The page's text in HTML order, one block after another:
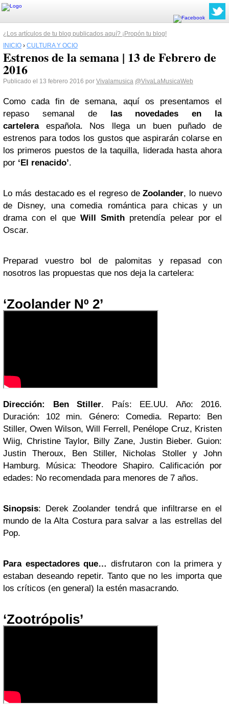
¿Los artículos de tu blog publicados aquí? ¡Propón tu blog!
INICIO › CULTURA Y OCIO
Estrenos de la semana | 13 de Febrero de
2016
Publicado el 13 febrero 2016 por Vivalamusica @VivaLaMusicaWeb
Como cada fin de semana, aquí os presentamos el
repaso semanal de las novedades en la
carteleraespañola. Nos llega un buen puñado de
estrenos para todos los gustos que aspirarán colarse en
los primeros puestos de la taquilla, liderada hasta ahora
por ‘El renacido’.
Lo más destacado es el regreso deZoolander, lo nuevo
de Disney, una comedia romántica para chicas y un
drama con el que Will Smith pretendía pelear por el
Oscar.
Preparad vuestro bol de palomitas y repasad con
nosotros las propuestas que nos deja la cartelera:
‘Zoolander Nº 2’
Dirección: Ben Stiller. País: EE.UU. Año: 2016.
Duración: 102 min. Género: Comedia. Reparto: Ben
Stiller, Owen Wilson, Will Ferrell, Penélope Cruz, Kristen
Wiig, Christine Taylor, Billy Zane, Justin Bieber. Guion:
Justin Theroux, Ben Stiller, Nicholas Stoller y John
Hamburg. Música: Theodore Shapiro. Calificación por
edades: No recomendada para menores de 7 años.
Sinopsis: Derek Zoolander tendrá que infiltrarse en el
mundo de la Alta Costura para salvar a las estrellas del
Pop.
Para espectadores que… disfrutaron con la primera y
estaban deseando repetir. Tanto que no les importa que
los críticos (en general) la estén masacrando.
‘Zootrópolis’